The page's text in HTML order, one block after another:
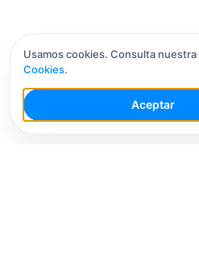
Usamos cookies. Consulta nuestra
Cookies.
Aceptar